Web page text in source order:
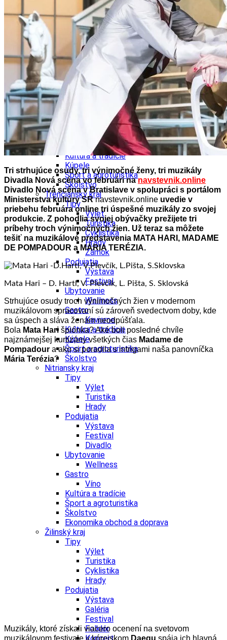
Ekonomika obchod a doprava
Trnavský kraj
Tipy
Výlet
Hrady
Zámok
Podujatia
Výstava
Galéria
Koncert
Gastro
Kaviarne
Víno
Kultúra a tradície
Kúpele
Šport a agroturistika
Školstvo
Trenčiansky kraj
Tipy
Výlet
Turistika
Cyklistika
Hrady
Zámok
Podujatia
Výstava
Festival
Ubytovanie
Wellness
Gastro
Kaviarne
Kultúra a tradície
Kúpele
Šport a agroturistika
Školstvo
Nitriansky kraj
Tipy
Výlet
Turistika
Hrady
Podujatia
Výstava
Festival
Divadlo
Ubytovanie
Wellness
Gastro
Víno
Kultúra a tradície
Šport a agroturistika
Školstvo
Ekonomika obchod a doprava
Žilinský kraj
Tipy
Výlet
Turistika
Cyklistika
Hrady
Podujatia
Výstava
Galéria
Festival
Folklór
Tri strhujúce osudy, tri výnimočné ženy, tri muzikály
Divadla Nová scéna vo februári nanavstevnik.online
Divadlo Nová scéna v Bratislave v spolupráci s portálom
Ministerstva kultúry SRnavstevnik.online uvedie v
priebehu februára online tri úspešné muzikály zo svojej
produkcie. Z pohodlia svojej obývačky prežijete tri
príbehy troch výnimočných žien. Už teraz sa môžete
tešiť na muzikálové predstavenia MATA HARI, MADAME
DE POMPADOUR a MÁRIA TERÉZIA.
Mata Hari – D. Hartl, V. Plevčík, L. Pišta, S. Sklovská
Strhujúce osudy troch výnimočných žien v modernom
muzikálovom spracovaní sú zároveň svedectvom doby, kde
sa úspech a sláva ženám neodpúšťala.
Bola Mata Hari špiónka? Aké boli posledné chvíle
najznámejšej kurtizány všetkých čias Madame de
Pompadour a ako si poradila s intrigami naša panovníčka
Mária Terézia?
Muzikály, ktoré získali viacero ocenení na svetovom
muzikálovom festivale v kórejskom Daegu spája ich hlavná